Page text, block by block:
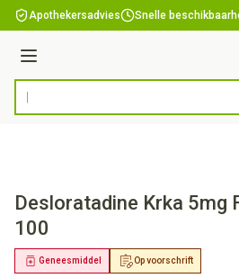
Ga naar de inhoud
Apothekersadvies Snelle
Menu
Product, merk, categorie...
Desloratadine Krka 5mg
100
Op voorschrift
Geneesmiddel